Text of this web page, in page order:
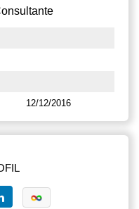
12/12/2016